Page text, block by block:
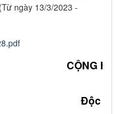
ngày 13/3/2023 -
CỘNG HÒA
Độc lập